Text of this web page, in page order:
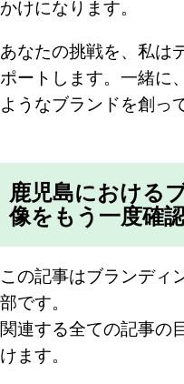
かけになります。
あなたの挑戦を、私は
ポートします。一緒に
ようなブランドを創っ
鹿児島における
像をもう一度確
この記事はブランディ
部です。
関連する全ての記事の
けます。